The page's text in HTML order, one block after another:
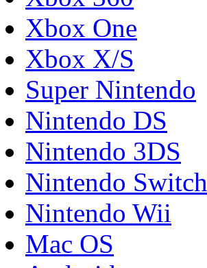
Xbox One
Xbox X/S
Super Nintendo
Nintendo DS
Nintendo 3DS
Nintendo Switch
Nintendo Wii
Mac OS